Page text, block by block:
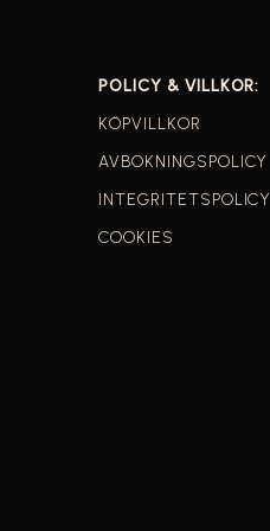
POLICY & VILLKOR:
KÖPVILLKOR
AVBOKNINGSPOLICY
INTEGRITETSPOLICY
COOKIES